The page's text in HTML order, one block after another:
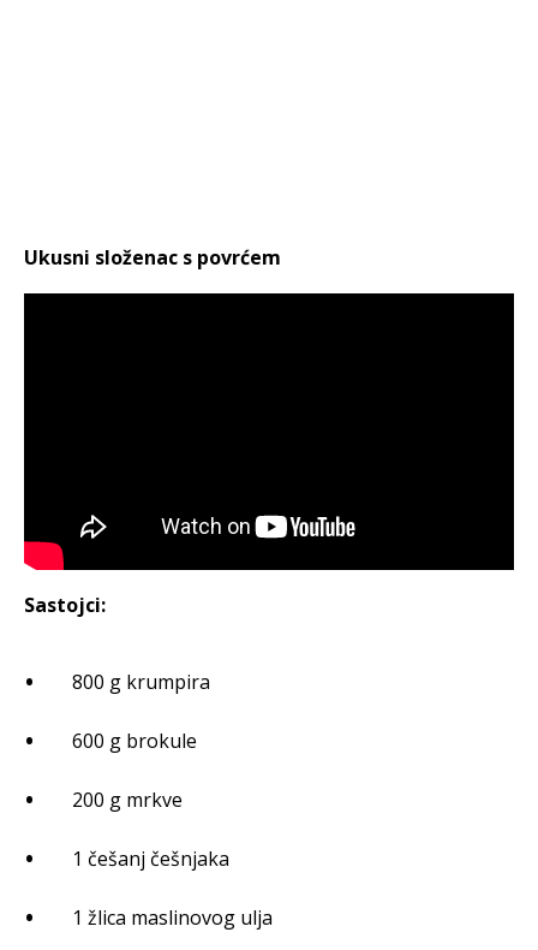
Ukusni složenac s povrćem
Sastojci:
800 g krumpira
600 g brokule
200 g mrkve
1 češanj češnjaka
1 žlica maslinovog ulja